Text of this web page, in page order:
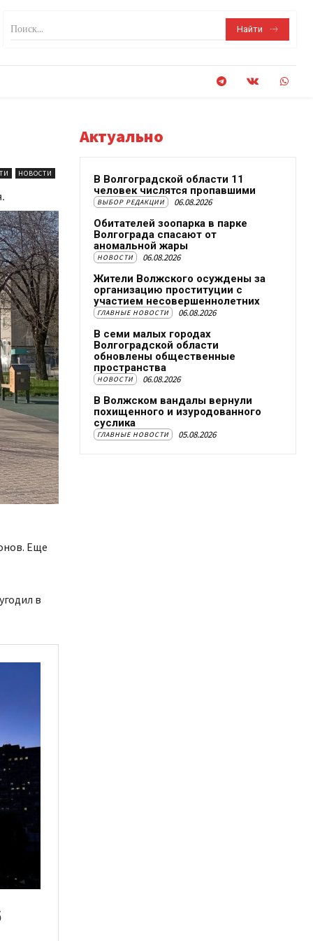
Поиск... Найти
НОВОСТИ
Еще
в
Актуально
В Волгоградской области 11
человек числятся пропавшими
ВЫБОР РЕДАКЦИИ 06.08.2026
Обитателей зоопарка в парке
Волгограда спасают от
аномальной жары
НОВОСТИ 06.08.2026
Жители Волжского осуждены за
организацию проституции с
участием несовершеннолетних
ГЛАВНЫЕ НОВОСТИ 06.08.2026
В семи малых городах
Волгоградской области
обновлены общественные
пространства
НОВОСТИ 06.08.2026
В Волжском вандалы вернули
похищенного и изуродованного
суслика
ГЛАВНЫЕ НОВОСТИ 05.08.2026